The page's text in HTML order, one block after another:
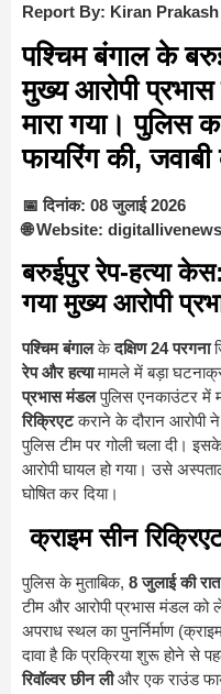
Report By: Kiran
पश्चिम बंगाल के
मुख्य आरोपी
मारा गया। पुलिस
फायरिंग की, जवाबी
📅 दिनांक: 08 जुलाई 2026
🌐 Website:
बरुईपुर रेप-हत्या
गया मुख्य आरोपी
पश्चिम बंगालकेदक्षिण 24 परगना
रेप और हत्यामामले में बड़ा
प्रभास मंडलपुलिस एनकाउंटर में
रिक्रिएटकराने के दौरान आरोपी
पुलिस टीम पर गोली चला दी।
आरोपी घायल हो गया। उसे
घोषित कर दिया।
क्राइम सीन
पुलिस के मुताबिक, 8 जुलाई की
टीम और आरोपी प्रभास मंडल
अपराध स्थल का पुनर्निर्माण
दावा है कि प्रक्रिया शुरू होने से
रिवॉल्वर छीन लीऔर एक राउंड